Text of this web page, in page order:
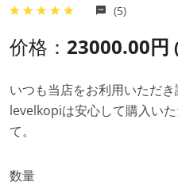
(5)
价格： 23000.00円
いつも当店をお利用いただき
levelkopiは安心して購入い
て。
数量